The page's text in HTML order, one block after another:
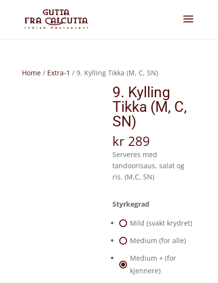
Home/ Extra-1 / 9. Kylling Tikka (M, C, SN)
9. Kylling
Tikka (M, C,
SN)
kr 289
Serveres med
tandoorisaus, salat og
ris. (M,C, SN)
Styrkegrad
Mild (svakt krydret)
Medium (for alle)
Medium + (for
kjennere)